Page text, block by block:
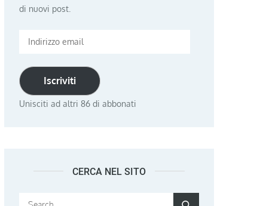
di nuovi post.
Indirizzo
Iscriviti
Unisciti ad altri 86 di abbonati
CERCA NEL SITO
Search